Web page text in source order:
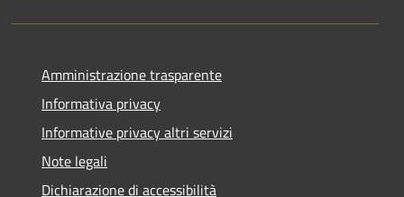
Amministrazione trasparente
Informativa privacy
Informative privacy altri servizi
Note legali
Dichiarazione di accessibilità